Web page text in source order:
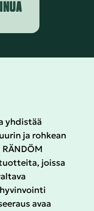
yhdistää
ja rohkean
joissa
avaa